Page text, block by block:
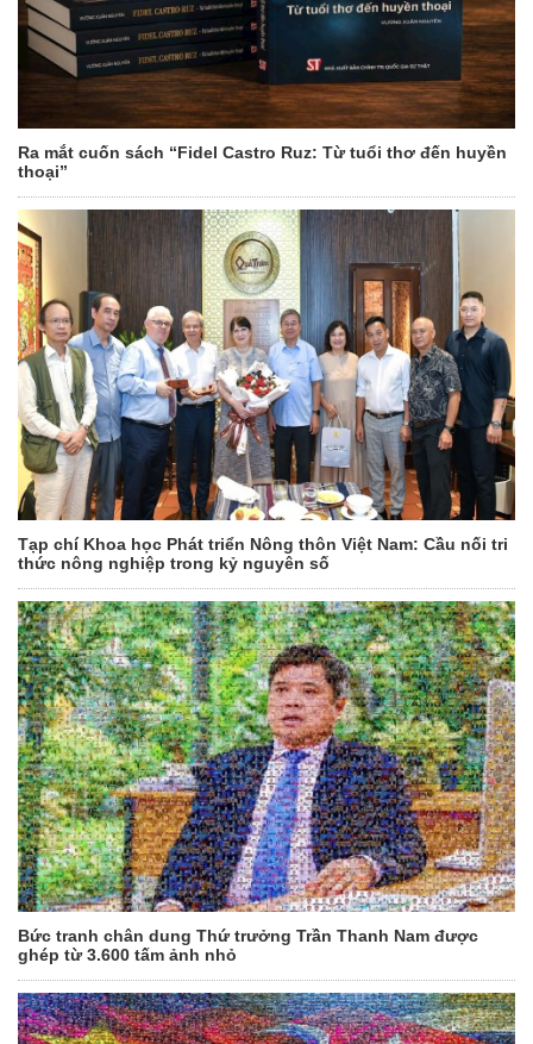
Ra mắt cuốn sách “Fidel Castro Ruz: Từ tuổi thơ đến huyền
thoại”
Tạp chí Khoa học Phát triển Nông thôn Việt Nam: Cầu nối tri
thức nông nghiệp trong kỷ nguyên số
Bức tranh chân dung Thứ trưởng Trần Thanh Nam được
ghép từ 3.600 tấm ảnh nhỏ